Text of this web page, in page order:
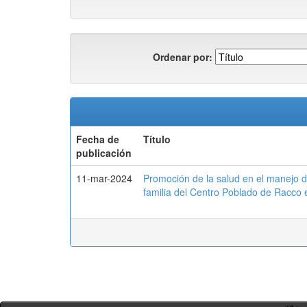
Ordenar por:
Fecha de
publicación
Título
11-mar-2024
Promoción de la salud en el manejo
familia del Centro Poblado de Racco